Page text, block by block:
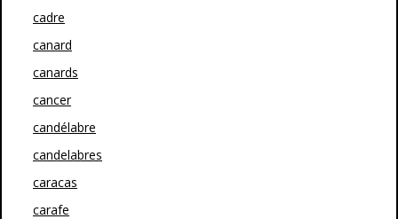
cadre
canard
canards
cancer
candélabre
candelabres
caracas
carafe